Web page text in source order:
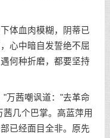
体血肉模糊，阴蒂已
心中暗自发誓绝不屈
何种折磨，都要坚持
茜嘲讽道："去革命
几个巴掌。高蓝萍用
已经面目全非。原先